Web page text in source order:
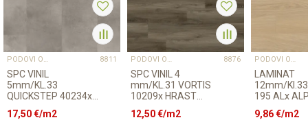
PODOVI OUTLET 8811
SPC VINIL
5mm/KL.33
QUICKSTEP 40234x
17,50€/m2
PODOVI OUTLET 8876
SPC VINIL 4
mm/KL.31 VORTIS
10209x HRAST
12,50€/m2
PODOVI OUTLET
LAMINAT
12mm/Kl.33
195 ALx
9,86€/m2